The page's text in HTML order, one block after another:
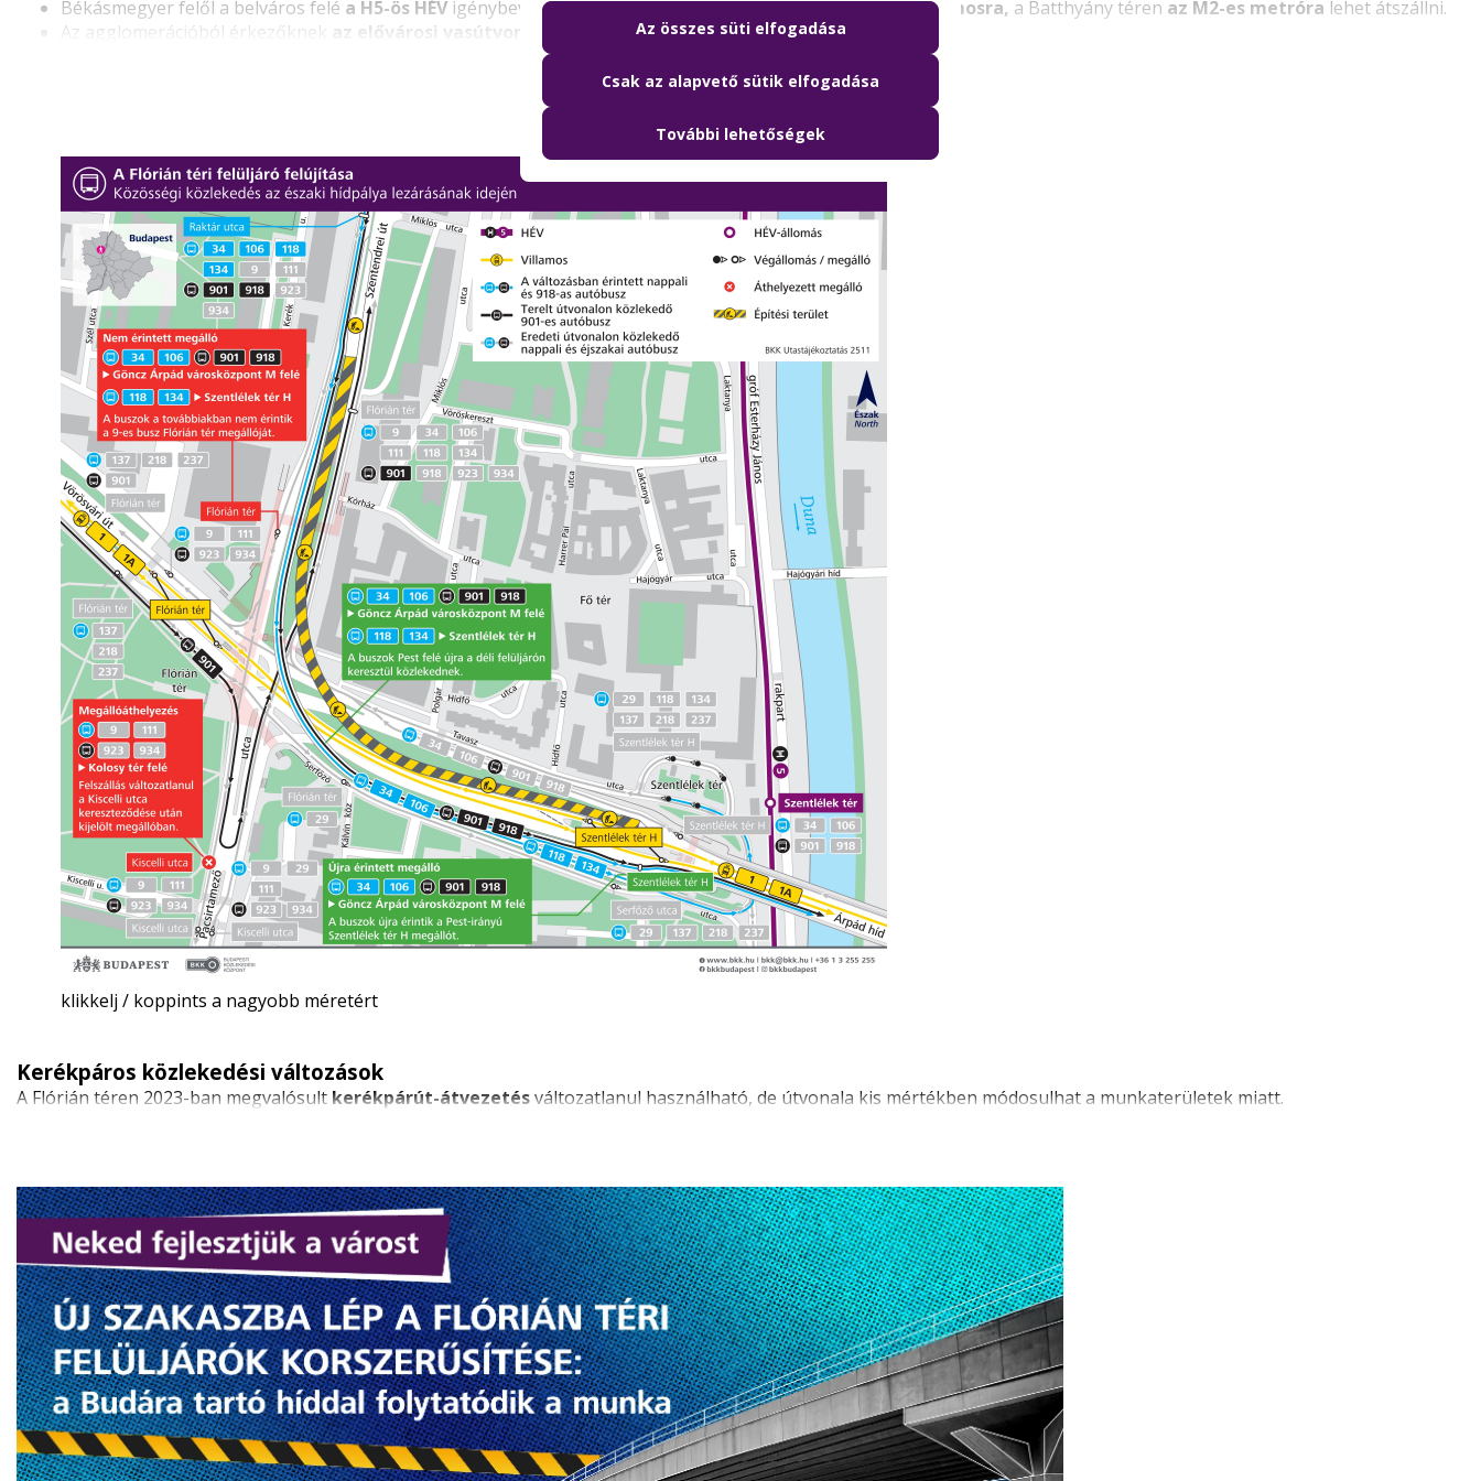
Békásmegyer felől a belváros felé a H5-ös HÉVigénybevétele javasolt: a Margit hídnála 4-es és a 6-os villamosra, a Batthyány téren az M2-es metróra lehet átszállni.
Az agglomerációból érkezőknek
az elővárosi vasútvonalak at ajánljuk.
klikkelj / koppints a nagyobb méretért
Kerékpáros közlekedési változások
A Flórián téren 2023-ban megvalósult kerékpárút-átvezetésváltozatlanul használható, de útvonala kis mértékben módosulhat a munkaterületek miatt.
Az összes süti elfogadása
Csak az alapvető sütik elfogadása
További lehetőségek